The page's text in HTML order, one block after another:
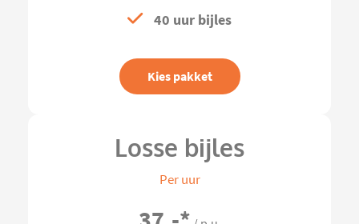
40 uur bijles
Kies pakket
Losse bijles
Per uur